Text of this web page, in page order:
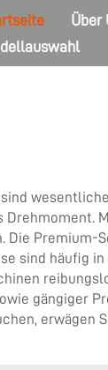
Über
Die Premium-
sind häufig
gängiger
erwägen